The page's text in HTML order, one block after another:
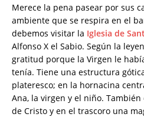
Merece la pena pasear por sus
ambiente que se respira en el
debemos visitar la Iglesia de
Alfonso X el Sabio. Según la
gratitud porque la Virgen le
tenía. Tiene una estructura
plateresco; en la hornacina
Ana, la virgen y el niño.
de Cristo y en el trascoro una